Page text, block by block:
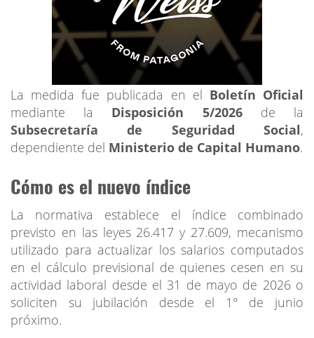
La medida fue publicada en el Boletín Oficial
mediante la Disposición 5/2026de la
Subsecretaría de Seguridad Social,
dependiente del Ministerio de Capital Humano.
Cómo es el nuevo índice
La normativa establece el índice combinado
previsto en las leyes 26.417 y 27.609, mecanismo
utilizado para actualizar los salarios computados
en el cálculo previsional de quienes cesen en su
actividad laboral desde el 31 de mayo de 2026 o
soliciten su jubilación desde el 1° de junio
próximo.